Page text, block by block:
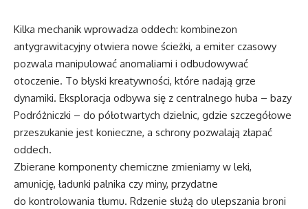
Kilka mechanik wprowadza oddech: kombinezon
antygrawitacyjny otwiera nowe ścieżki, a emiter czasowy
pozwala manipulować anomaliami i odbudowywać
otoczenie. To błyski kreatywności, które nadają grze
dynamiki. Eksploracja odbywa się z centralnego huba – bazy
Podróżniczki – do półotwartych dzielnic, gdzie szczegółowe
przeszukanie jest konieczne, a schrony pozwalają złapać
oddech.
Zbierane komponenty chemiczne zmieniamy w leki,
amunicję, ładunki palnika czy miny, przydatne
do kontrolowania tłumu. Rdzenie służą do ulepszania broni